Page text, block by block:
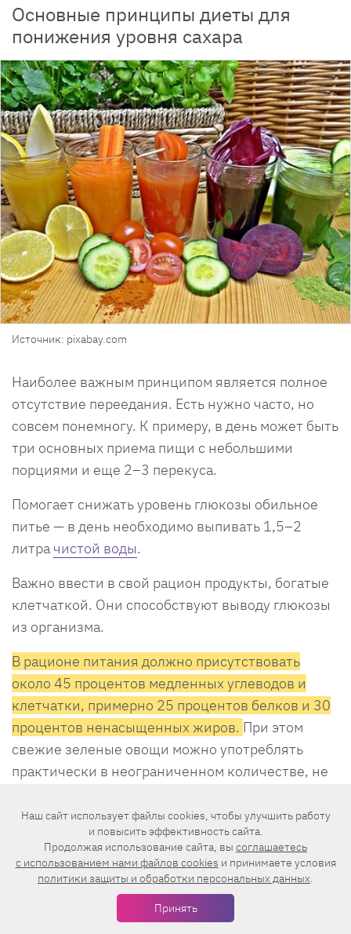
Основные принципы диеты для
понижения уровня сахара
Источник: pixabay.com
Наиболее важным принципом является полное
отсутствие переедания. Есть нужно часто, но
совсем понемногу. К примеру, в день может быть
три основных приема пищи с небольшими
порциями и еще 2–3 перекуса.
Помогает снижать уровень глюкозы обильное
питье — в день необходимо выпивать 1,5–2
литра чистой воды.
Важно ввести в свой рацион продукты, богатые
клетчаткой. Они способствуют выводу глюкозы
из организма.
В рационе питания должно присутствовать
около 45 процентов медленных углеводов и
клетчатки, примерно 25 процентов белков и 30
процентов ненасыщенных жиров. При этом
свежие зеленые овощи можно употреблять
практически в неограниченном количестве, не
В плане термической обработке необходимо
отдавать предпочтение варке, готовке блюд на
пару и тушению. Три эти варианта
приготовления пищи наиболее приближены к
правильному питанию и точно не навредят
Наш сайт использует файлы cookies, чтобы улучшить работу
и повысить эффективность сайта.
Продолжая использование сайта, вы соглашаетесь
c использованием нами файлов cookies и принимаете условия
политики защиты и обработки персональных данных.
Принять